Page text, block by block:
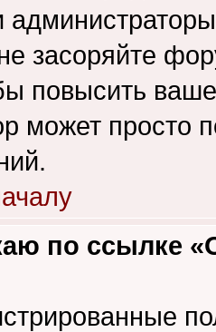
засоряйте
повысить
может просто
по ссылке